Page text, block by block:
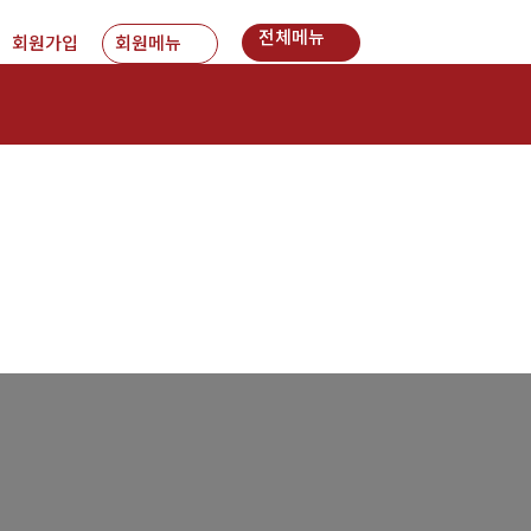
회원가입 회원메뉴 전체메뉴